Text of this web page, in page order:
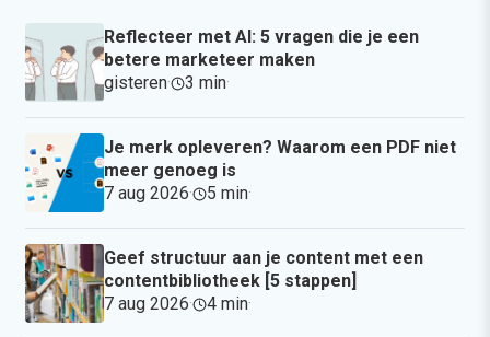
Reflecteer met AI: 5 vragen die je een
betere marketeer maken
gisteren· 3 min·
Je merk opleveren? Waarom een PDF niet
meer genoeg is
7 aug 2026· 5 min·
Geef structuur aan je content met een
contentbibliotheek [5 stappen]
7 aug 2026· 4 min·